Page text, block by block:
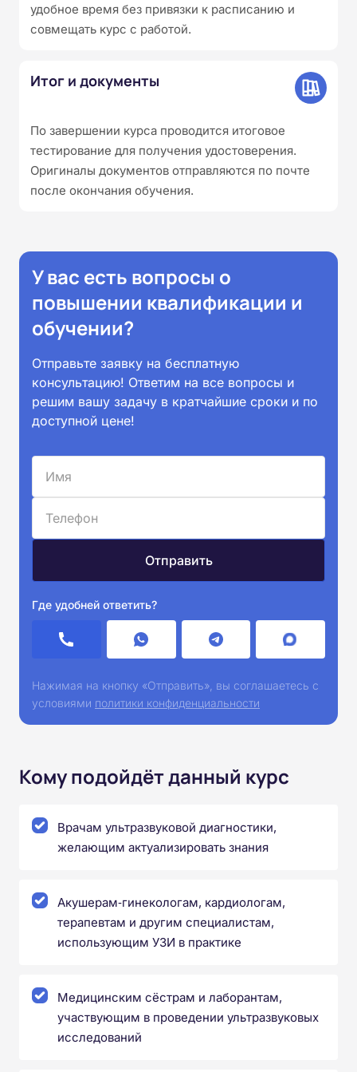
удобное время без привязки к расписанию и
совмещать курс с работой.
Итог и документы
По завершении курса проводится итоговое
тестирование для получения удостоверения.
Оригиналы документов отправляются по почте
после окончания обучения.
У вас есть вопросы о
повышении квалификации и
обучении?
Отправьте заявку на бесплатную
консультацию! Ответим на все вопросы и
решим вашу задачу в кратчайшие сроки и по
доступной цене!
Где удобней ответить?
Нажимая на кнопку «Отправить», вы соглашаетесь с
условиями политики конфиденциальности
Кому подойдёт данный курс
Врачам ультразвуковой диагностики,
желающим актуализировать знания
Акушерам‑гинекологам, кардиологам,
терапевтам и другим специалистам,
использующим УЗИ в практике
Медицинским сёстрам и лаборантам,
участвующим в проведении ультразвуковых
исследований